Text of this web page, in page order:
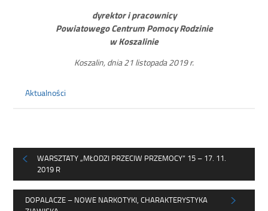
dyrektor i pracownicy
Powiatowego Centrum Pomocy Rodzinie
w Koszalinie
Koszalin, dnia 21 listopada 2019 r.
Aktualności
WARSZTATY „MŁODZI PRZECIW PRZEMOCY” 15 – 17. 11.
2019 R
DOPALACZE – NOWE NARKOTYKI, CHARAKTERYSTYKA